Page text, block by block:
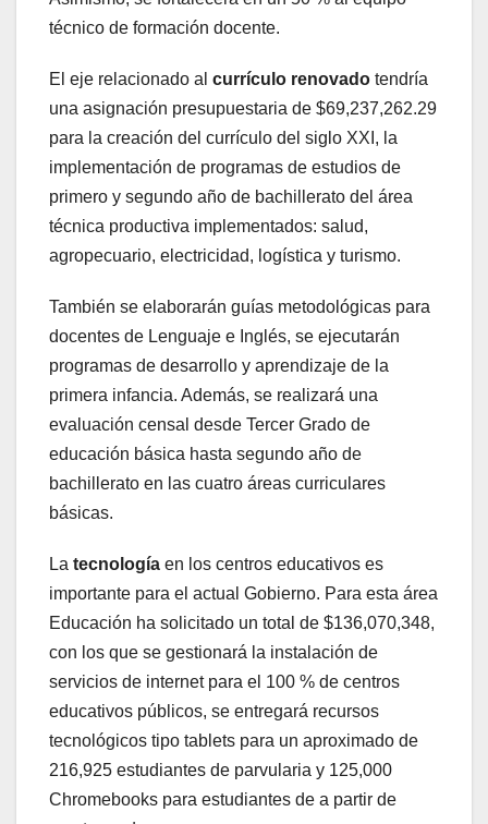
técnico de formación docente.
El eje relacionado al currículo renovado tendría
una asignación presupuestaria de $69,237,262.29
para la creación del currículo del siglo XXI, la
implementación de programas de estudios de
primero y segundo año de bachillerato del área
técnica productiva implementados: salud,
agropecuario, electricidad, logística y turismo.
También se elaborarán guías metodológicas para
docentes de Lenguaje e Inglés, se ejecutarán
programas de desarrollo y aprendizaje de la
primera infancia. Además, se realizará una
evaluación censal desde Tercer Grado de
educación básica hasta segundo año de
bachillerato en las cuatro áreas curriculares
básicas.
La tecnología en los centros educativos es
importante para el actual Gobierno. Para esta área
Educación ha solicitado un total de $136,070,348,
con los que se gestionará la instalación de
servicios de internet para el 100 % de centros
educativos públicos, se entregará recursos
tecnológicos tipo tablets para un aproximado de
216,925 estudiantes de parvularia y 125,000
Chromebooks para estudiantes de a partir de